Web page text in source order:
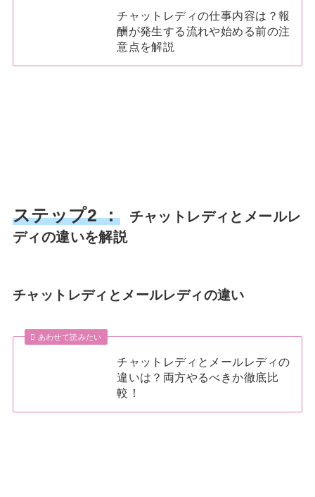
チャットレディの仕事内容は？報
酬が発生する流れや始める前の注
意点を解説
ステップ2 ：チャットレディとメールレ
ディの違いを解説
チャットレディとメールレディの違い
あわせて読みたい
チャットレディとメールレディの
違いは？両方やるべきか徹底比
較！